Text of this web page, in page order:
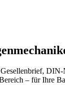
– für Ihre